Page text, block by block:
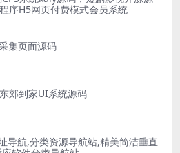
序H5网页付费模式会员系统
集页面源码
郊到家UI系统源码
导航,分类资源导航站,精美简洁垂直